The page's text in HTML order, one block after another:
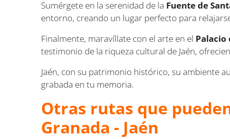
Sumérgete en la serenidad de la Fuente de
entorno, creando un lugar perfecto para
Finalmente, maravíllate con el arte en el
testimonio de la riqueza cultural de Jaén,
Jaén, con su patrimonio histórico, su ambiente
grabada en tu memoria.
Otras rutas que
Granada - Jaén